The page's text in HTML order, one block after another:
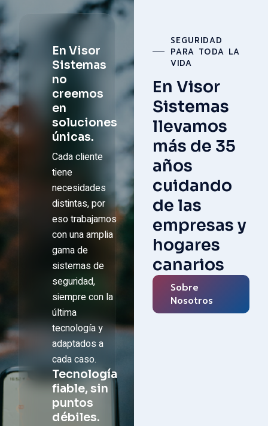
En Visor
Sistemas
no
creemos
en
soluciones
únicas.
Cada cliente
tiene
necesidades
distintas, por
eso trabajamos
con una amplia
gama de
sistemas de
seguridad,
siempre con la
última
tecnología y
adaptados a
cada caso.
Tecnología
fiable, sin
puntos
débiles.
SEGURIDAD
PARA TODA LA
VIDA
En Visor
Sistemas
llevamos
más de 35
años
cuidando
de las
empresas y
hogares
canarios
Sobre
Nosotros